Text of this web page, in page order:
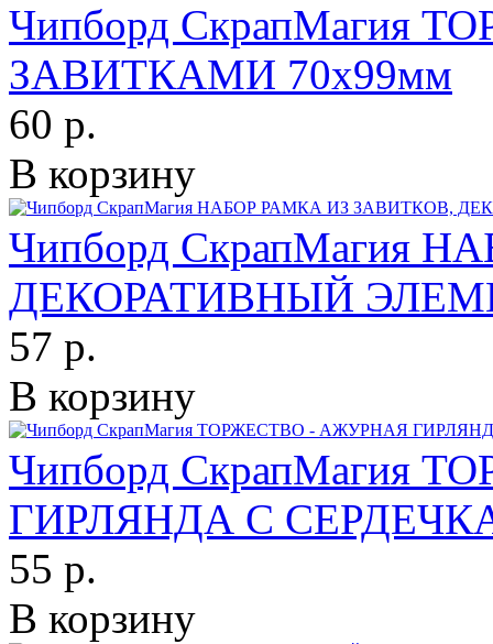
Чипборд СкрапМагия
ЗАВИТКАМИ 70х99мм
60 р.
В корзину
Чипборд СкрапМагия
ДЕКОРАТИВНЫЙ
57 р.
В корзину
Чипборд СкрапМагия
ГИРЛЯНДА С
55 р.
В корзину